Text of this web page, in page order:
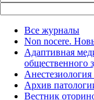
Все журналы
Non nocere.
Адаптивная
общественного
Архив
Вестник